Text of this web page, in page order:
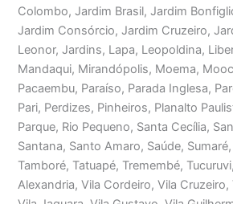
Colombo, Jardim Brasil, Jardim
Jardim Consórcio, Jardim Cruzeiro,
Leonor, Jardins, Lapa, Leopoldina,
Mandaqui, Mirandópolis, Moema,
Pacaembu, Paraíso, Parada Inglesa,
Pari, Perdizes, Pinheiros, Planalto
Parque, Rio Pequeno, Santa Cecília,
Santana, Santo Amaro, Saúde,
Tamboré, Tatuapé, Tremembé,
Alexandria, Vila Cordeiro, Vila